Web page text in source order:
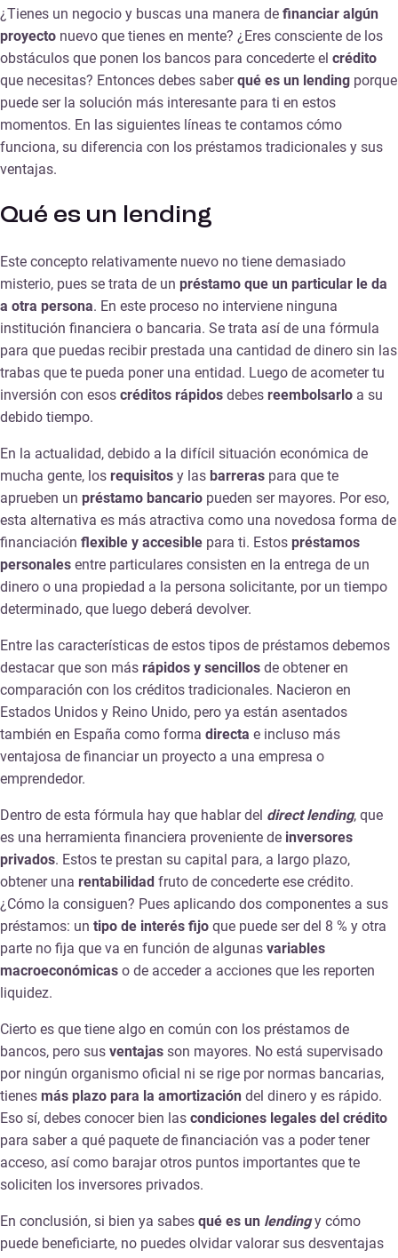
¿Tienes un negocio y buscas una manera de financiar algún
proyecto nuevo que tienes en mente? ¿Eres consciente de los
obstáculos que ponen los bancos para concederte el crédito
que necesitas? Entonces debes saber qué es un lending porque
puede ser la solución más interesante para ti en estos
momentos. En las siguientes líneas te contamos cómo
funciona, su diferencia con los préstamos tradicionales y sus
ventajas.
Qué es un lending
Este concepto relativamente nuevo no tiene demasiado
misterio, pues se trata de un préstamo que un particular le da
a otra persona. En este proceso no interviene ninguna
institución financiera o bancaria. Se trata así de una fórmula
para que puedas recibir prestada una cantidad de dinero sin las
trabas que te pueda poner una entidad. Luego de acometer tu
inversión con esos créditos rápidos debes reembolsarlo a su
debido tiempo.
En la actualidad, debido a la difícil situación económica de
mucha gente, los requisitos y las barreras para que te
aprueben un préstamo bancario pueden ser mayores. Por eso,
esta alternativa es más atractiva como una novedosa forma de
financiación flexible y accesible para ti. Estos préstamos
personales entre particulares consisten en la entrega de un
dinero o una propiedad a la persona solicitante, por un tiempo
determinado, que luego deberá devolver.
Entre las características de estos tipos de préstamos debemos
destacar que son más rápidos y sencillos de obtener en
comparación con los créditos tradicionales. Nacieron en
Estados Unidos y Reino Unido, pero ya están asentados
también en España como forma directa e incluso más
ventajosa de financiar un proyecto a una empresa o
emprendedor.
Dentro de esta fórmula hay que hablar del direct lending, que
es una herramienta financiera proveniente de inversores
privados. Estos te prestan su capital para, a largo plazo,
obtener una rentabilidad fruto de concederte ese crédito.
¿Cómo la consiguen? Pues aplicando dos componentes a sus
préstamos: un tipo de interés fijo que puede ser del 8 % y otra
parte no fija que va en función de algunas variables
macroeconómicas o de acceder a acciones que les reporten
liquidez.
Cierto es que tiene algo en común con los préstamos de
bancos, pero sus ventajas son mayores. No está supervisado
por ningún organismo oficial ni se rige por normas bancarias,
tienes más plazo para la amortización del dinero y es rápido.
Eso sí, debes conocer bien las condiciones legales del crédito
para saber a qué paquete de financiación vas a poder tener
acceso, así como barajar otros puntos importantes que te
soliciten los inversores privados.
En conclusión, si bien ya sabes qué es un lending y cómo
puede beneficiarte, no puedes olvidar valorar sus desventajas